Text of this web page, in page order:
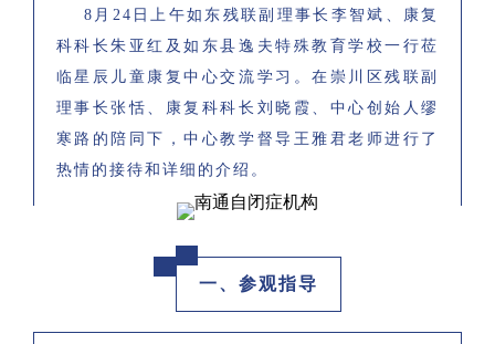
8月24日上午如东残联副理事长李智斌、康复
科科长朱亚红及如东县逸夫特殊教育学校一行莅
临星辰儿童康复中心交流学习。在崇川区残联副
理事长张恬、康复科科长刘晓霞、中心创始人缪
寒路的陪同下，中心教学督导王雅君老师进行了
热情的接待和详细的介绍。
一、参观指导